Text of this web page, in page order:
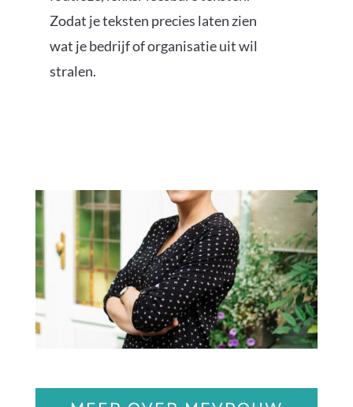
Zodat je teksten precies laten zien
wat je bedrijf of organisatie uit wil
stralen.